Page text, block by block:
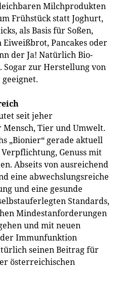
Milchprodukten
Frühstück statt Joghurt,
als Basis für Soßen,
Eiweißbrot, Pancakes oder
der Ja! Natürlich Bio-
Sogar zur Herstellung von
seit jeher
Tier und Umwelt.
„Bionier“ gerade aktuell
Genuss mit
Abseits von ausreichend
eine abwechslungsreiche
und eine gesunde
Standards,
Mindestanforderungen
und mit neuen
Immunfunktion
seinen Beitrag für
österreichischen